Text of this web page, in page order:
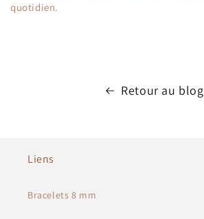
quotidien.
Retour au blog
Liens
Bracelets 8 mm